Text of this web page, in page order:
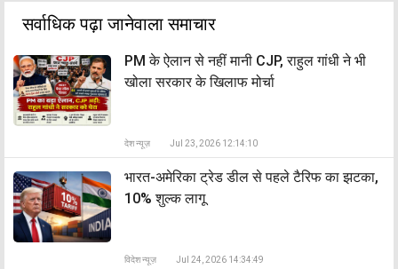
सर्वाधिक पढ़ा जानेवाला समाचार
PM के ऐलान से नहीं मानी CJP, राहुल गांधी ने भी
खोला सरकार के खिलाफ मोर्चा
देश न्यूज़ Jul 23, 2026 12:14:10
भारत-अमेरिका ट्रेड डील से पहले टैरिफ का झटका,
10% शुल्क लागू
विदेश न्यूज़ Jul 24, 2026 14:34:49